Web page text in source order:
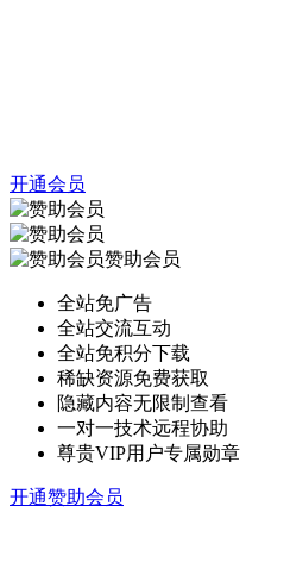
开通会员
赞助会员
全站免广告
全站交流互动
全站免积分下载
稀缺资源免费获取
隐藏内容无限制查看
一对一技术远程协助
尊贵VIP用户专属勋章
开通赞助会员